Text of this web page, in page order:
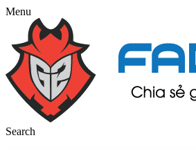
Menu
Search